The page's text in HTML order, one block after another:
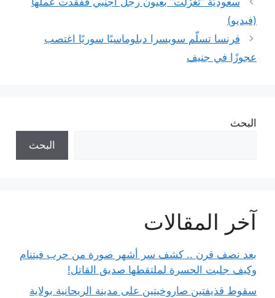
(فيديو)
فرنسا تسلّم سويسرا دبلوماسيًا سوريًا اغتصب
عجوزًا في جنيف
البحث
البحث
آخر المقالات
بعد نصف قرن .. كشف سر أشهر صورة من حرب فيتنام
وكيف جلبت الحسرة لملتقطها صديق القاتل!
سقوط قذيفتين صاروخيتين على مدينة الريحانية بولاية